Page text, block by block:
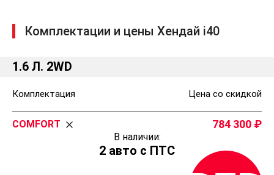
Комплектации и цены Хендай i40
1.6 Л. 2WD
Комплектация Цена со скидкой
COMFORT 784 300
В наличии:
2 авто с ПТС